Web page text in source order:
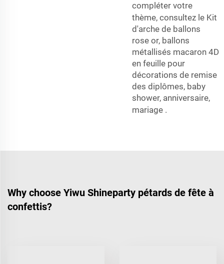
compléter votre
thème, consultez le Kit
d'arche de ballons
rose or, ballons
métallisés macaron 4D
en feuille pour
décorations de remise
des diplômes, baby
shower, anniversaire,
mariage .
Why choose Yiwu Shineparty pétards de fête à
confettis?